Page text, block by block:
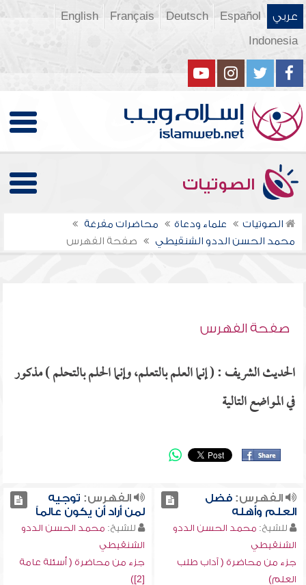
عربي Español
Deutsch
Français
English
Indonesia
الصوتيات
الصوتيات علماء ودعاة
محاضرات مفرغة
محمد الحسن الددو الشنقيطي
صفحة الفهرس
صفحة الفهرس
الحديث الشريف : ( إنما العلم بالتعلم، وإنما الحلم بالتحلم ) مذكور
في المواضع التالية
الفهرس:فضل
العلم وأهله
للشيخ: محمد الحسن الددو
الشنقيطي
جزء من محاضرة ( آداب طلب
العلم)
الفهرس: توجيه
لمن أراد أن يكون عالماً
للشيخ: محمد الحسن الددو
الشنقيطي
جزء من محاضرة ( أسئلة عامة
[2])